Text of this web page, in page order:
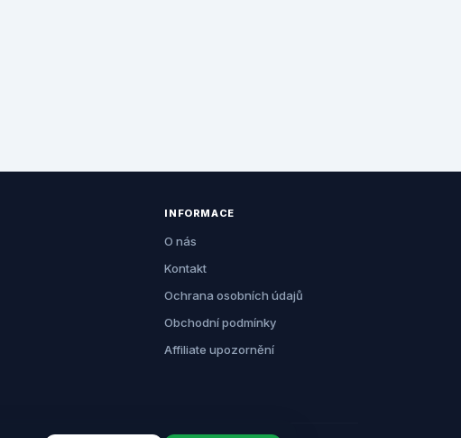
INFORMACE
O nás
Kontakt
Ochrana osobních údajů
Obchodní podmínky
Affiliate upozornění